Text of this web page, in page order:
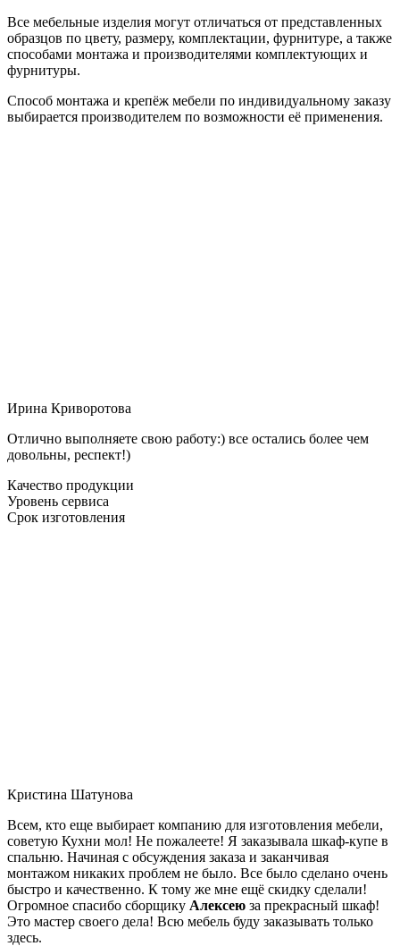
Все мебельные изделия могут отличаться от представленных
образцов по цвету, размеру, комплектации, фурнитуре, а также
способами монтажа и производителями комплектующих и
фурнитуры.
Способ монтажа и крепёж мебели по индивидуальному заказу
выбирается производителем по возможности её применения.
Ирина Криворотова
Отлично выполняете свою работу:) все остались более чем
довольны, респект!)
Качество продукции
Уровень сервиса
Срок изготовления
Кристина Шатунова
Всем, кто еще выбирает компанию для изготовления мебели,
советую Кухни мол! Не пожалеете! Я заказывала шкаф-купе в
спальню. Начиная с обсуждения заказа и заканчивая
монтажом никаких проблем не было. Все было сделано очень
быстро и качественно. К тому же мне ещё скидку сделали!
Огромное спасибо сборщику Алексею за прекрасный шкаф!
Это мастер своего дела! Всю мебель буду заказывать только
здесь.